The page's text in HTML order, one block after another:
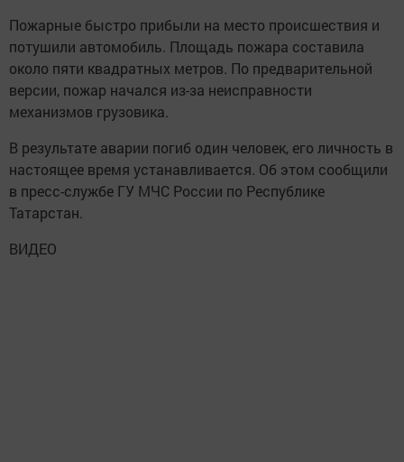
Пожарные быстро прибыли на место происшествия и
потушили автомобиль. Площадь пожара составила
около пяти квадратных метров. По предварительной
версии, пожар начался из-за неисправности
механизмов грузовика.
В результате аварии погиб один человек, его личность в
настоящее время устанавливается. Об этом сообщили
в пресс-службе ГУ МЧС России по Республике
Татарстан.
ВИДЕО